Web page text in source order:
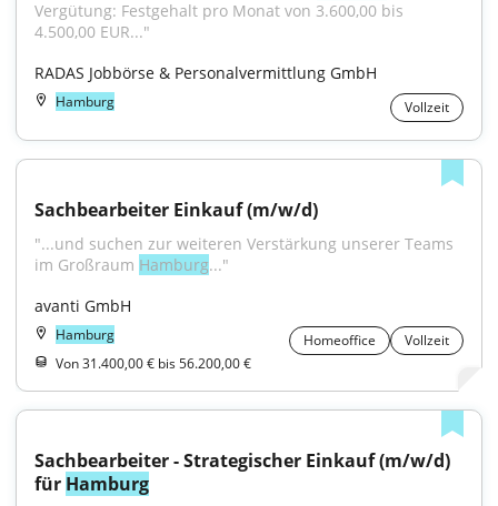
Vergütung: Festgehalt pro Monat von 3.600,00 bis
4.500,00 EUR..."
RADAS Jobbörse & Personalvermittlung GmbH
Hamburg Vollzeit
Sachbearbeiter Einkauf (m/w/d)
"...und suchen zur weiteren Verstärkung unserer Teams
im Großraum Hamburg..."
avanti GmbH
Hamburg Homeoffice
Vollzeit
Von 31.400,00 € bis 56.200,00 €
Sachbearbeiter - Strategischer Einkauf (m/w/d)
für Hamburg